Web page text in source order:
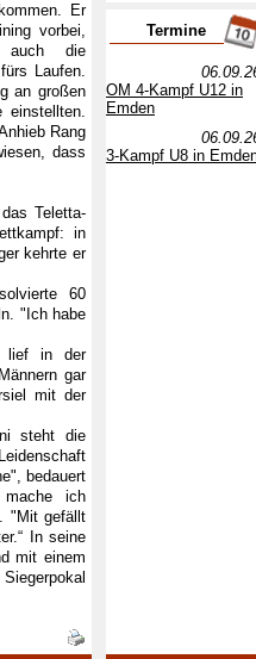
Er
vorbei,
auch die
Laufen.
an großen
Rang
dass
Teletta-
in
kehrte er
60
"Ich habe
lief in der
gar
mit der
steht die
bedauert
ich
"Mit gefällt
In seine
mit einem
Termine
OM 4-Kampf U12 in
Emden
3-Kampf U8 in